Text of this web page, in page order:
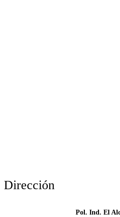
Dirección
Pol. Ind. El